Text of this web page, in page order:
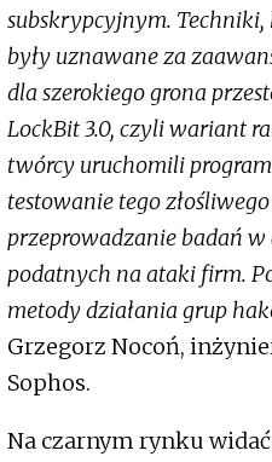
subskrypcyjnym. Techniki,
były uznawane za
dla szerokiego grona
LockBit 3.0, czyli wariant
twórcy uruchomili
testowanie tego
przeprowadzanie badań w
podatnych na ataki firm.
metody działania grup
Grzegorz Nocoń,
Sophos.
Na czarnym rynku